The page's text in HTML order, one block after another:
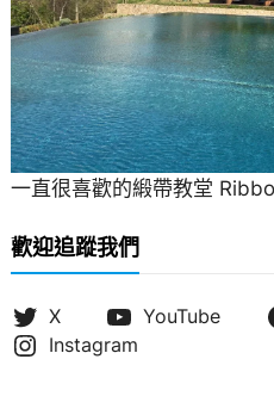
一直很喜歡的緞帶教堂
歡迎追蹤我們
X YouTube
Instagram